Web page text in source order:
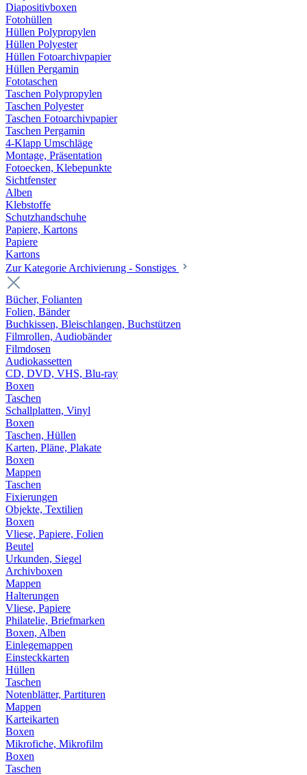
Diapositivboxen
Fotohüllen
Hüllen Polypropylen
Hüllen Polyester
Hüllen Fotoarchivpapier
Hüllen Pergamin
Fototaschen
Taschen Polypropylen
Taschen Polyester
Taschen Fotoarchivpapier
Taschen Pergamin
4-Klapp Umschläge
Montage, Präsentation
Fotoecken, Klebepunkte
Sichtfenster
Alben
Klebstoffe
Schutzhandschuhe
Papiere, Kartons
Papiere
Kartons
Zur Kategorie Archivierung - Sonstiges
Bücher, Folianten
Folien, Bänder
Buchkissen, Bleischlangen, Buchstützen
Filmrollen, Audiobänder
Filmdosen
Audiokassetten
CD, DVD, VHS, Blu-ray
Boxen
Taschen
Schallplatten, Vinyl
Boxen
Taschen, Hüllen
Karten, Pläne, Plakate
Boxen
Mappen
Taschen
Fixierungen
Objekte, Textilien
Boxen
Vliese, Papiere, Folien
Beutel
Urkunden, Siegel
Archivboxen
Mappen
Halterungen
Vliese, Papiere
Philatelie, Briefmarken
Boxen, Alben
Einlegemappen
Einsteckkarten
Hüllen
Taschen
Notenblätter, Partituren
Mappen
Karteikarten
Boxen
Mikrofiche, Mikrofilm
Boxen
Taschen